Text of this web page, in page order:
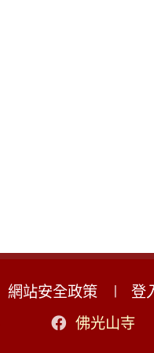
網站安全政策
登
佛光山寺